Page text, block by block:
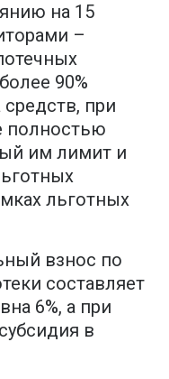
на 15
–
90%
при
полностью
им лимит и
льготных
взнос по
составляет
6%, а при
в